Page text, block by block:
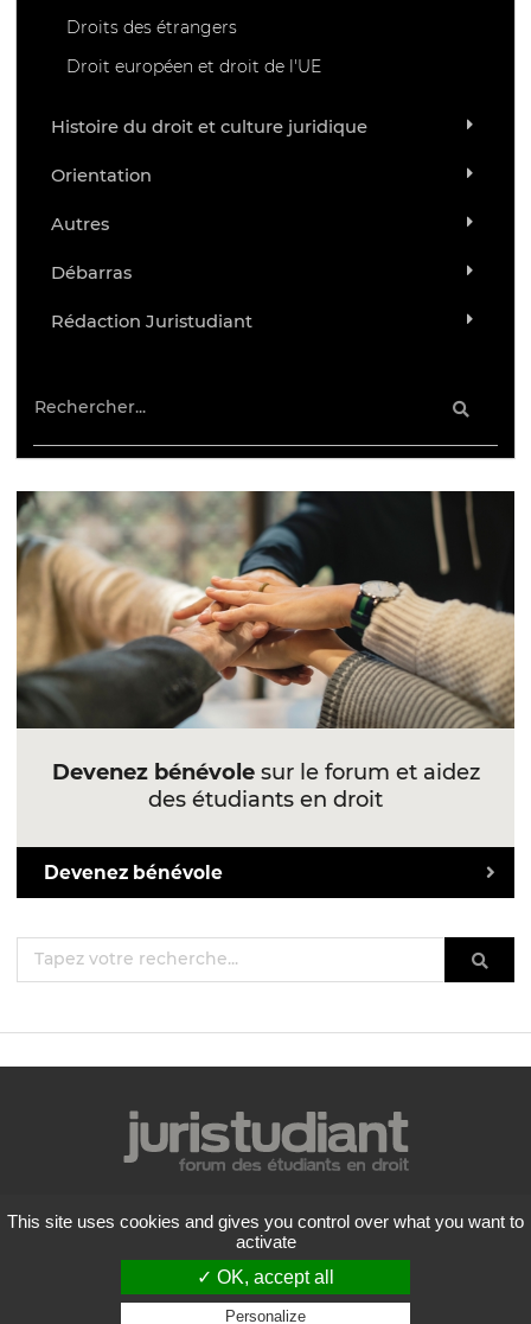
Droits des étrangers
Droit européen et droit de l'UE
Histoire du droit et culture juridique
Orientation
Autres
Débarras
Rédaction Juristudiant
Devenez bénévolesur le forum et aidez
des étudiants en droit
Devenez bénévole
Mentions légales
Politique de confidentialité
Conditions générales d'utilisation
Liste des forums
Contactez-nous
This site uses cookies and gives you control over what you want to
activate
✓ OK, accept all
Personalize